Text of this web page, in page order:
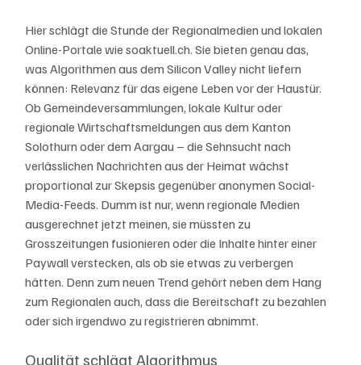
Hier schlägt die Stunde der Regionalmedien und lokalen
Online-Portale wie soaktuell.ch. Sie bieten genau das,
was Algorithmen aus dem Silicon Valley nicht liefern
können: Relevanz für das eigene Leben vor der Haustür.
Ob Gemeindeversammlungen, lokale Kultur oder
regionale Wirtschaftsmeldungen aus dem Kanton
Solothurn oder dem Aargau – die Sehnsucht nach
verlässlichen Nachrichten aus der Heimat wächst
proportional zur Skepsis gegenüber anonymen Social-
Media-Feeds. Dumm ist nur, wenn regionale Medien
ausgerechnet jetzt meinen, sie müssten zu
Grosszeitungen fusionieren oder die Inhalte hinter einer
Paywall verstecken, als ob sie etwas zu verbergen
hätten. Denn zum neuen Trend gehört neben dem Hang
zum Regionalen auch, dass die Bereitschaft zu bezahlen
oder sich irgendwo zu registrieren abnimmt.
Qualität schlägt Algorithmus